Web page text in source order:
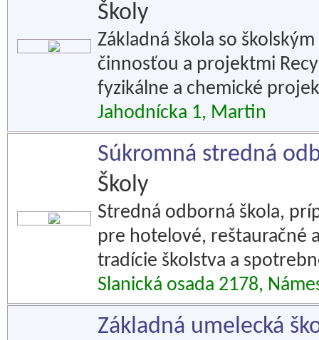
Školy
Základná škola so
činnosťou a projektmi
fyzikálne a chemické
Jahodnícka 1, Martin
Súkromná stredná
Školy
Stredná odborná škola,
pre hotelové, reštauračné
tradície školstva a
Slanická osada 2178,
Základná umelecká